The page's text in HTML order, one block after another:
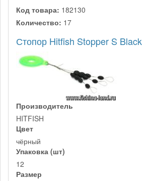
Код товара: 182130
Количество: 17
Стопор Hitfish Stopper S Black
Производитель
HITFISH
Цвет
чёрный
Упаковка (шт)
12
Размер